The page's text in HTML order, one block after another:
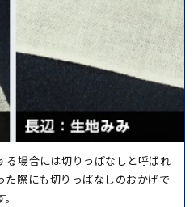
る場合には切りっぱなしと呼ばれ
た際にも切りっぱなしのおかげで